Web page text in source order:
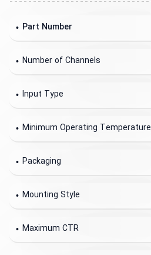
Part Number
Number of Channels
Input Type
Minimum Operating Temperature
Packaging
Mounting Style
Maximum CTR